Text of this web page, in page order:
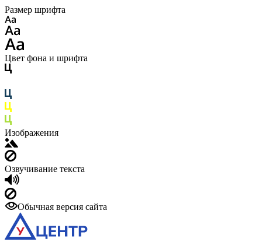
Размер шрифта
Цвет фона и шрифта
Изображения
Озвучивание текста
Обычная версия сайта